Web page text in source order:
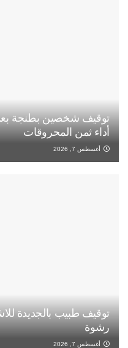
توقيف شخصين بطنجة
أداء ثمن المحروقات
أغسطس 7, 2026
توقيف طبيب بالجديدة
رشوة
أغسطس 7, 2026